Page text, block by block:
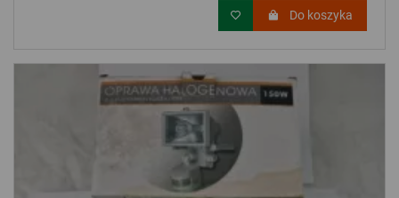
Do koszyka